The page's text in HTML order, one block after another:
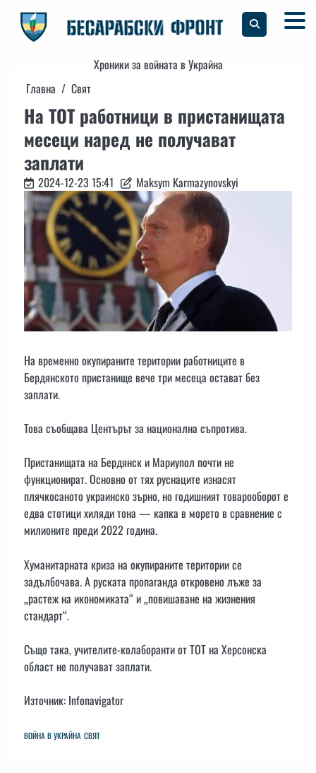
content
Хроники за войната в Украйна
Главна
Свят
На ТОТ работници в пристанищата
месеци наред не получават
заплати
2024-12-23 15:41 Maksym Karmazynovskyi
На временно окупираните територии работниците в
Бердянското пристанище вече три месеца остават без
заплати.
Това съобщава Центърът за национална съпротива.
Пристанищата на Бердянск и Мариупол почти не
функционират. Основно от тях руснаците изнасят
плячкосаното украинско зърно, но годишният товарооборот е
едва стотици хиляди тона — капка в морето в сравнение с
милионите преди 2022 година.
Хуманитарната криза на окупираните територии се
задълбочава. А руската пропаганда откровено лъже за
„растеж на икономиката“ и „повишаване на жизнения
стандарт“.
Също така, учителите-колаборанти от ТОТ на Херсонска
област не получават заплати.
Източник: Infonavigator
ВОЙНА В УКРАЙНА СВЯТ